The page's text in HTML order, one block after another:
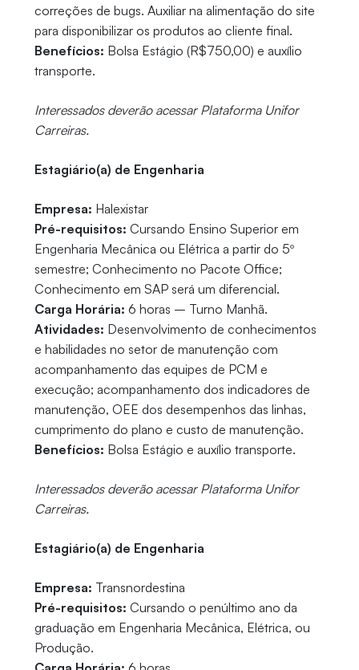
correções de bugs. Auxiliar na alimentação do site
para disponibilizar os produtos ao cliente final.
Benefícios: Bolsa Estágio (R$750,00) e auxílio
transporte.
Interessados deverão acessar Plataforma Unifor
Carreiras.
Estagiário(a) de Engenharia
Empresa: Halexistar
Pré-requisitos: Cursando Ensino Superior em
Engenharia Mecânica ou Elétrica a partir do 5º
semestre; Conhecimento no Pacote Office;
Conhecimento em SAP será um diferencial.
Carga Horária: 6 horas – Turno Manhã.
Atividades: Desenvolvimento de conhecimentos
e habilidades no setor de manutenção com
acompanhamento das equipes de PCM e
execução; acompanhamento dos indicadores de
manutenção, OEE dos desempenhos das linhas,
cumprimento do plano e custo de manutenção.
Benefícios: Bolsa Estágio e auxílio transporte.
Interessados deverão acessar Plataforma Unifor
Carreiras.
Estagiário(a) de Engenharia
Empresa: Transnordestina
Pré-requisitos: Cursando o penúltimo ano da
graduação em Engenharia Mecânica, Elétrica, ou
Produção.